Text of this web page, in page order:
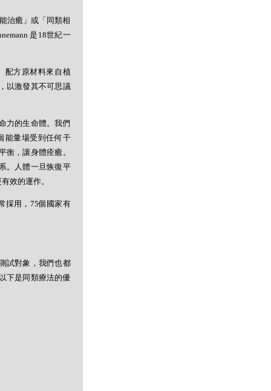
治癒」或「同類相
是18世紀一
配方原材料來自植
以激發其不可思議
力的生命體。我們
能量場受到任何干
，讓身體痊癒。
。人體一旦恢復平
效的運作。
採用，75個國家有
試對象，我們也都
下是同類療法的優